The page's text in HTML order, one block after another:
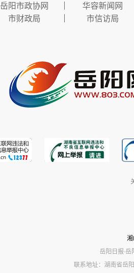
岳阳市政协网
华容新闻网
市财政局 市信访局
岳阳日报·岳
联系地址：湖南省岳